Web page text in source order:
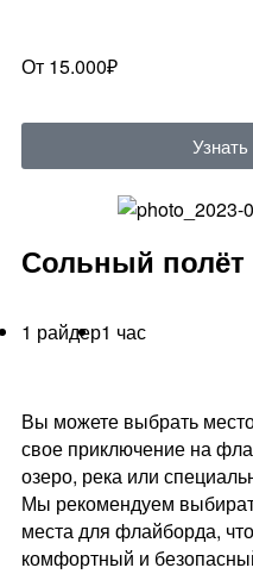
От 15.000₽
Сольный
1 райдер1 час
Вы можете выбрать
свое приключение на
озеро, река или
Мы рекомендуем
места для флайборда,
комфортный и